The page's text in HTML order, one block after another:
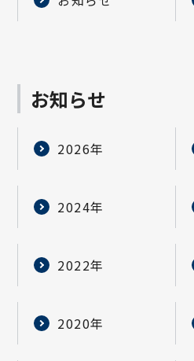
お知らせ
2026年
2024年
2022年
2020年